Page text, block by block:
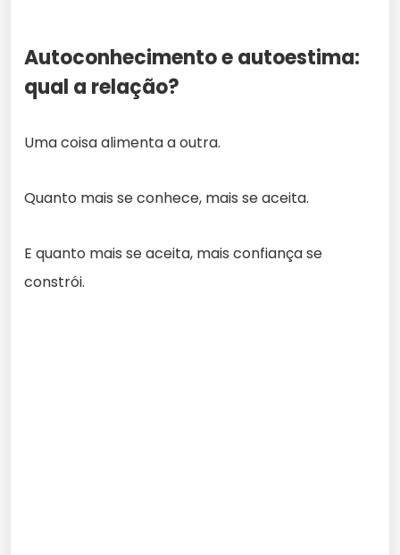
Autoconhecimento e autoestima:
qual a relação?
Uma coisa alimenta a outra.
Quanto mais se conhece, mais se aceita.
E quanto mais se aceita, mais confiança se
constrói.